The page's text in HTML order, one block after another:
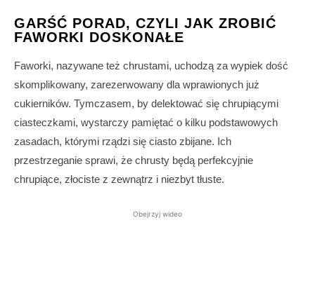
GARŚĆ PORAD, CZYLI JAK ZROBIĆ
FAWORKI DOSKONAŁE
Faworki, nazywane też chrustami, uchodzą za wypiek dość
skomplikowany, zarezerwowany dla wprawionych już
cukierników. Tymczasem, by delektować się chrupiącymi
ciasteczkami, wystarczy pamiętać o kilku podstawowych
zasadach, którymi rządzi się ciasto zbijane. Ich
przestrzeganie sprawi, że chrusty będą perfekcyjnie
chrupiące, złociste z zewnątrz i niezbyt tłuste.
Obejrzyj wideo